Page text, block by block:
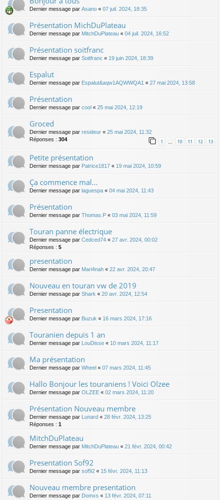
Dernier message par Asano « 07 juil. 2024, 18:35
Présentation MichDuPlateau
Dernier message par MitchDuPlateau « 04 juil. 2024, 16:52
Présentation soitfranc
Dernier message par Soitfranc « 19 juin 2024, 18:39
Espalut
Dernier message par Espalut&aqw1AQWWQA1 « 27 mai 2024, 13:58
Présentation
Dernier message par cool « 25 mai 2024, 12:19
Groced
Dernier message par resideur « 25 mai 2024, 11:32
Réponses : 304 1 10 11 12 13
Petite présentation
Dernier message par Patrice1817 « 19 mai 2024, 10:59
Ça commence mal...
Dernier message par laguespa « 04 mai 2024, 11:43
Présentation
Dernier message par Thomas.P « 03 mai 2024, 11:59
Touran panne électrique
Dernier message par Cedced74 « 27 avr. 2024, 00:02
Réponses : 5
presentation
Dernier message par Mari4nah « 22 avr. 2024, 20:47
Nouveau en touran vw de 2019
Dernier message par Shark « 20 avr. 2024, 12:54
Presentation
Dernier message par Buzuk « 16 mars 2024, 17:16
Touranien depuis 1 an
Dernier message par LouDisse « 10 mars 2024, 11:17
Ma présentation
Dernier message par Wheel « 07 mars 2024, 11:45
Hallo Bonjour les touraniens ! Voici Olzee
Dernier message par OLZEE « 02 mars 2024, 11:20
Présentation Nouveau membre
Dernier message par Lunard « 28 févr. 2024, 13:25
Réponses : 1
MitchDuPlateau
Dernier message par MitchDuPlateau « 21 févr. 2024, 00:42
Presentation Sof92
Dernier message par sof92 « 15 févr. 2024, 11:13
Nouveau membre presentation
Dernier message par Domxs « 13 févr. 2024, 07:11